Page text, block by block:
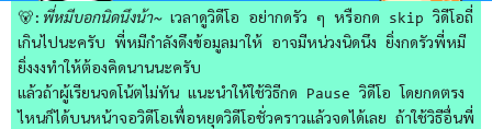
🐻: พี่หมีบอกนิดนึงน้า~เวลาดูวิดีโอ อย่ากดรัว ๆ หรือกด skip วิดีโอถี่
เกินไปนะครับ พี่หมีกำลังดึงข้อมูลมาให้ อาจมีหน่วงนิดนึง ยิ่งกดรัวพี่หมี
ยิ่งงงทำให้ต้องคิดนานนะครับ
แล้วถ้าผู้เรียนจดโน้ตไม่ทัน แนะนำให้ใช้วิธีกด Pause วิดีโอ โดยกดตรง
ไหนก็ได้บนหน้าจอวิดีโอเพื่อหยุดวิดีโอชั่วคราวแล้วจดได้เลย ถ้าใช้วิธีอื่นพี่